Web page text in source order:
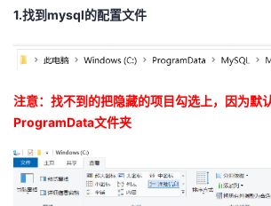
1.找到mysql的配置文件
注意：找不到的把隐藏的项目勾选上，因为默
ProgramData文件夹